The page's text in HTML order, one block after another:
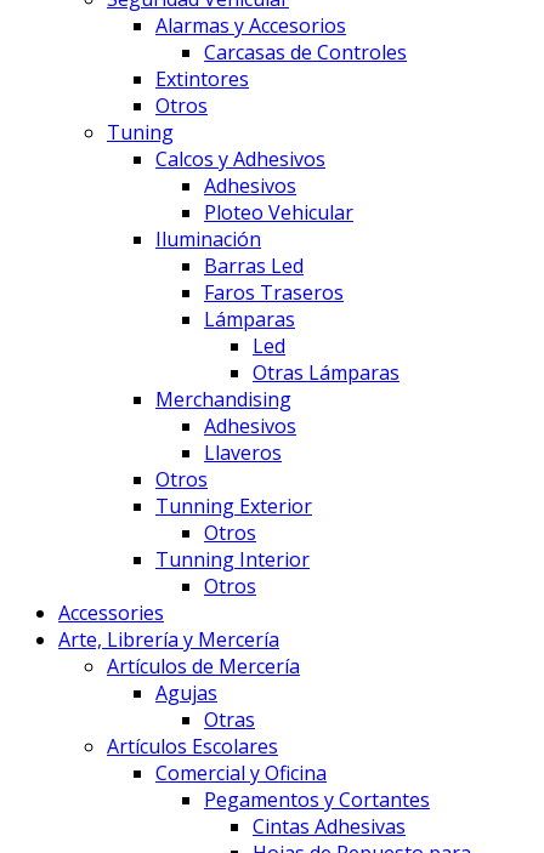
Alarmas y Accesorios
Carcasas de Controles
Extintores
Otros
Tuning
Calcos y Adhesivos
Adhesivos
Ploteo Vehicular
Iluminación
Barras Led
Faros Traseros
Lámparas
Led
Otras Lámparas
Merchandising
Adhesivos
Llaveros
Otros
Tunning Exterior
Otros
Tunning Interior
Otros
Accessories
Arte, Librería y Mercería
Artículos de Mercería
Agujas
Otras
Artículos Escolares
Comercial y Oficina
Pegamentos y Cortantes
Cintas Adhesivas